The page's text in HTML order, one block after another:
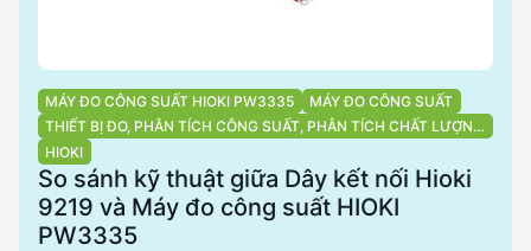
MÁY ĐO CÔNG SUẤT HIOKI PW3335
MÁY ĐO CÔNG SUẤT
THIẾT BỊ ĐO, PHÂN TÍCH CÔNG SUẤT, PHÂN TÍCH CHẤT LƯỢNG
ĐIỆN NĂNG
HIOKI
So sánh kỹ thuật giữa Dây kết nối Hioki
9219 và Máy đo công suất HIOKI
PW3335